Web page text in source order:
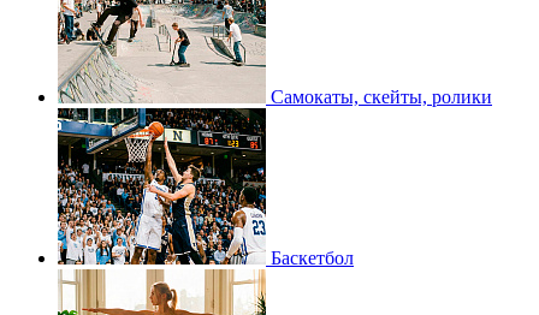
Самокаты, скейты, ролики
Баскетбол